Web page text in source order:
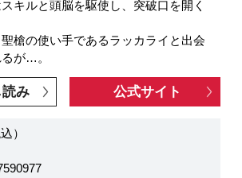
キルと頭脳を駆使し、突破口を開く
槍の使い手であるラッカライと出会
が…。
み 公式サイト
込）